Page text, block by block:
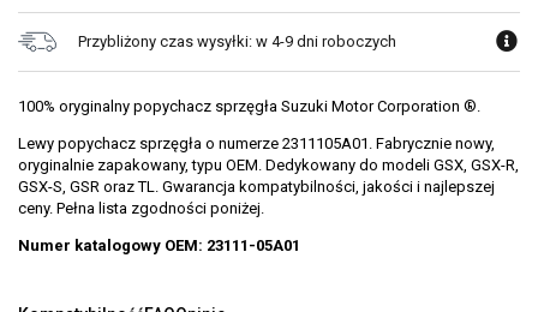
Przybliżony czas wysyłki: w 4-9 dni roboczych
100% oryginalny popychacz sprzęgła Suzuki Motor Corporation ®.
Lewy popychacz sprzęgła o numerze 2311105A01. Fabrycznie nowy,
oryginalnie zapakowany, typu OEM. Dedykowany do modeli GSX, GSX-R,
GSX-S, GSR oraz TL. Gwarancja kompatybilności, jakości i najlepszej
ceny. Pełna lista zgodności poniżej.
Numer katalogowy OEM: 23111-05A01